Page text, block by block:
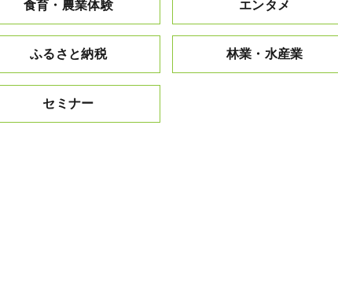
食育・農業体験 エンタメ
ふるさと納税 林業・水産業
セミナー